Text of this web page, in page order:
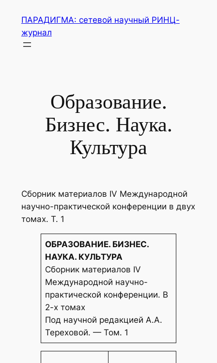
содержимому
ПАРАДИГМА: сетевой научный РИНЦ-
журнал
Образование.
Бизнес. Наука.
Культура
Сборник материалов IV Международной
научно-практической конференции в двух
томах. Т. 1
ОБРАЗОВАНИЕ. БИЗНЕС.
НАУКА. КУЛЬТУРА
Сборник материалов IV
Международной научно-
практической конференции. В
2-х томах
Под научной редакцией А.А.
Тереховой. — Том. 1